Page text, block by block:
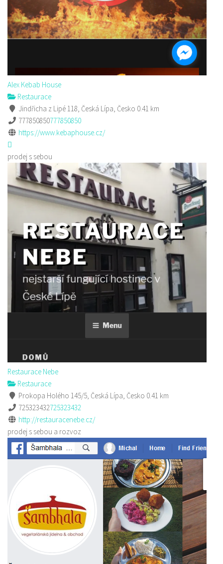
Alex Kebab House
Restaurace
Jindřicha z Lipé 118, Česká Lípa, Česko 0.41 km
777850850777850850
https://www.kebaphouse.cz/
prodej s sebou
Restaurace Nebe
Restaurace
Prokopa Holého 145/5, Česká Lípa, Česko 0.41 km
725323432725323432
http://restauracenebe.cz/
prodej s sebou a rozvoz